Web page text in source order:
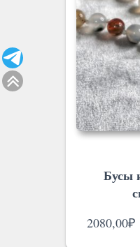
Бусы
2080,00₽